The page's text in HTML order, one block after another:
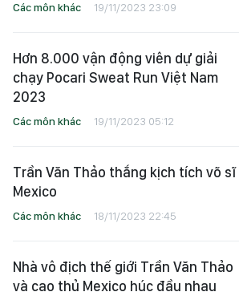
Các môn khác 19/11/2023 23:09
Hơn 8.000 vận động viên dự giải
chạy Pocari Sweat Run Việt Nam
2023
Các môn khác 19/11/2023 05:12
Trần Văn Thảo thắng kịch tích võ sĩ
Mexico
Các môn khác 18/11/2023 22:45
Nhà vô địch thế giới Trần Văn Thảo
và cao thủ Mexico húc đầu nhau